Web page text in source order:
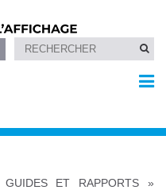
GUIDES ET RAPPORTS »